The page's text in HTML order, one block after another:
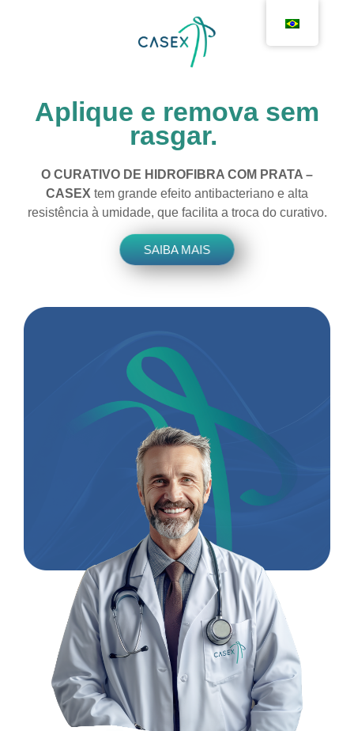
Aplique e remova sem
rasgar.
O CURATIVO DE HIDROFIBRA COM PRATA –
CASEX tem grande efeito antibacteriano e alta
resistência à umidade, que facilita a troca do curativo.
SAIBA MAIS